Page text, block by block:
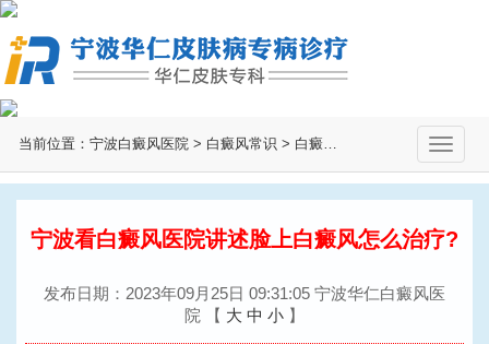
当前位置： 宁波白癜风医院 > 白癜风常识 > 白癜风治疗
切
换
宁波看白癜风医院讲述脸上白癜风怎么治疗?
发布日期：2023年09月25日 09:31:05 宁波华仁白癜风医
院
【 大 中 小 】